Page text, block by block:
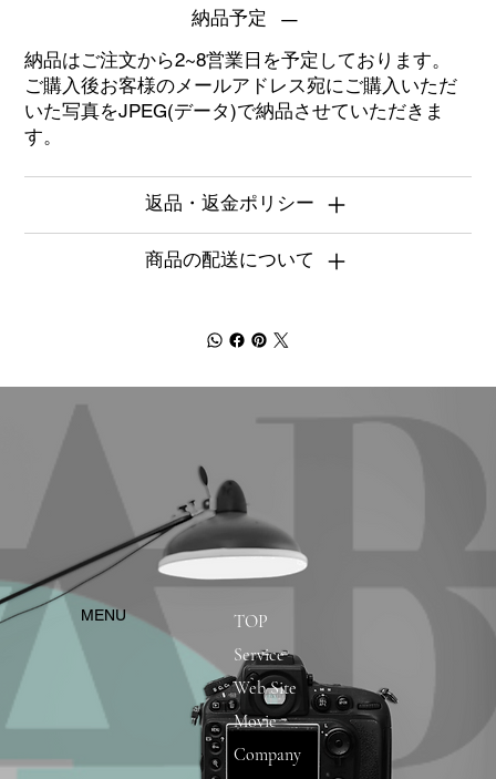
納品予定
納品はご注文から2~8営業日を予定しております。
ご購入後お客様のメールアドレス宛にご購入いただ
いた写真をJPEG(データ)で納品させていただきま
す。
返品・返金ポリシー
商品の配送について
​MENU
TOP
Service
Web Site
Movie
Company